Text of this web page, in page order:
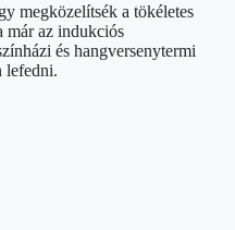
megközelítsék a tökéletes
már az indukciós
és hangversenytermi
lefedni.